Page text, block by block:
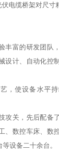
电缆桥架对尺寸
丰富的研发团队
设计、自动化控
，使设备水平
攻关，先后配备
、数控车床、数
设备二十余台。